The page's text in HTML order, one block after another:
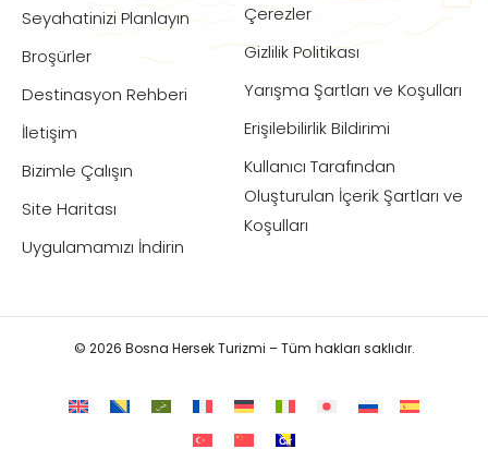
Seyahatinizi Planlayın
Broşürler
Destinasyon Rehberi
İletişim
Bizimle Çalışın
Site Haritası
Uygulamamızı İndirin
Çerezler
Gizlilik Politikası
Yarışma Şartları ve Koşulları
Erişilebilirlik Bildirimi
Kullanıcı Tarafından
Oluşturulan İçerik Şartları ve
Koşulları
© 2026 Bosna Hersek Turizmi – Tüm hakları saklıdır.